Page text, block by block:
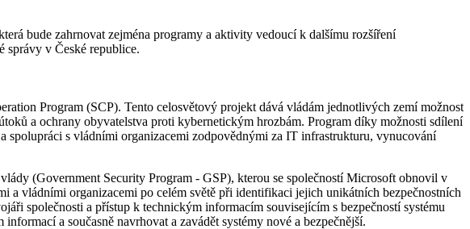
bude zahrnovat zejména programy a aktivity vedoucí k dalšímu rozšíření
správy v České republice.
Program (SCP). Tento celosvětový projekt dává vládám jednotlivých zemí možnost
a ochrany obyvatelstva proti kybernetickým hrozbám. Program díky možnosti sdílení
spolupráci s vládními organizacemi zodpovědnými za IT infrastrukturu, vynucování
(Government Security Program - GSP), kterou se společností Microsoft obnovil v
vládními organizacemi po celém světě při identifikaci jejich unikátních bezpečnostních
společnosti a přístup k technickým informacím souvisejícím s bezpečností systému
a současně navrhovat a zavádět systémy nové a bezpečnější.